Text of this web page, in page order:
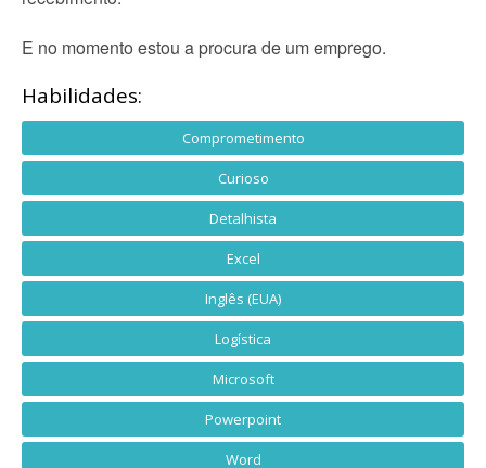
E no momento estou a procura de um emprego.
Habilidades:
Comprometimento
Curioso
Detalhista
Excel
Inglês (EUA)
Logística
Microsoft
Powerpoint
Word